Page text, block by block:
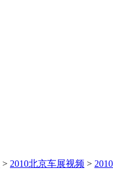
> 2010北京车展视频 >